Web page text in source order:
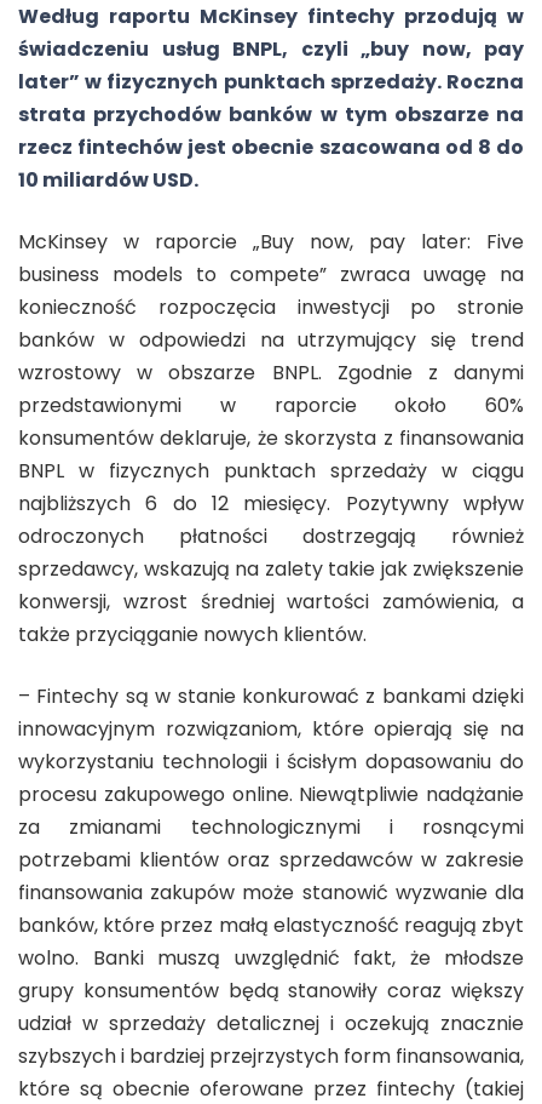
Według raportu McKinsey fintechy przodują w
świadczeniu usług BNPL, czyli „buy now, pay
later” w fizycznych punktach sprzedaży. Roczna
strata przychodów banków w tym obszarze na
rzecz fintechów jest obecnie szacowana od 8 do
10 miliardów USD.
McKinsey w raporcie „Buy now, pay later: Five
business models to compete” zwraca uwagę na
konieczność rozpoczęcia inwestycji po stronie
banków w odpowiedzi na utrzymujący się trend
wzrostowy w obszarze BNPL. Zgodnie z danymi
przedstawionymi w raporcie około 60%
konsumentów deklaruje, że skorzysta z finansowania
BNPL w fizycznych punktach sprzedaży w ciągu
najbliższych 6 do 12 miesięcy. Pozytywny wpływ
odroczonych płatności dostrzegają również
sprzedawcy, wskazują na zalety takie jak zwiększenie
konwersji, wzrost średniej wartości zamówienia, a
także przyciąganie nowych klientów.
– Fintechy są w stanie konkurować z bankami dzięki
innowacyjnym rozwiązaniom, które opierają się na
wykorzystaniu technologii i ścisłym dopasowaniu do
procesu zakupowego online. Niewątpliwie nadążanie
za zmianami technologicznymi i rosnącymi
potrzebami klientów oraz sprzedawców w zakresie
finansowania zakupów może stanowić wyzwanie dla
banków, które przez małą elastyczność reagują zbyt
wolno. Banki muszą uwzględnić fakt, że młodsze
grupy konsumentów będą stanowiły coraz większy
udział w sprzedaży detalicznej i oczekują znacznie
szybszych i bardziej przejrzystych form finansowania,
które są obecnie oferowane przez fintechy (takiej